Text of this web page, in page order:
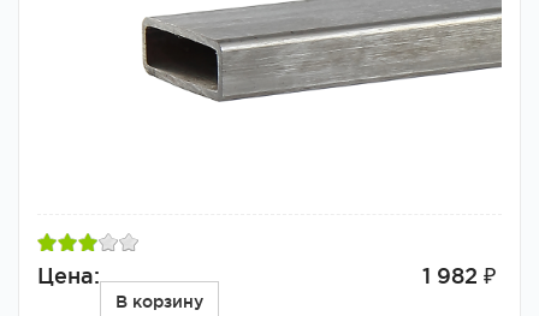
Цена: 1 982 ₽
В корзину